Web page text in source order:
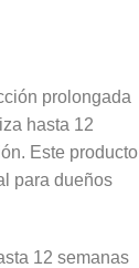
prolongada
hasta 12
Este producto
para dueños
12 semanas